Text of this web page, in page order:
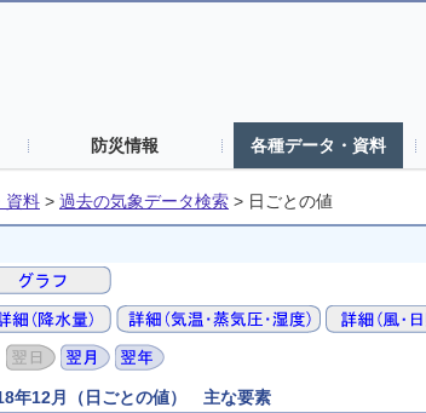
防災情報 各種データ・資料
資料 > 過去の気象データ検索 > 日ごとの値
年12月（日ごとの値） 主な要素